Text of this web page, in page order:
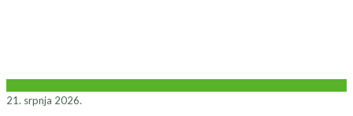
21. srpnja 2026.